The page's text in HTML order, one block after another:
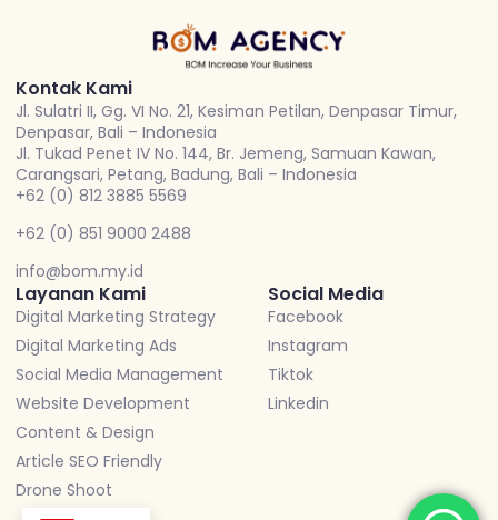
Kontak Kami
Jl. Sulatri II, Gg. VI No. 21, Kesiman Petilan, Denpasar Timur,
Denpasar, Bali – Indonesia
Jl. Tukad Penet IV No. 144, Br. Jemeng, Samuan Kawan,
Carangsari, Petang, Badung, Bali – Indonesia
+62 (0) 812 3885 5569
+62 (0) 851 9000 2488
info@bom.my.id
Layanan Kami
Digital Marketing Strategy
Digital Marketing Ads
Social Media Management
Website Development
Content & Design
Article SEO Friendly
Drone Shoot
Social Media
Facebook
Instagram
Tiktok
Linkedin